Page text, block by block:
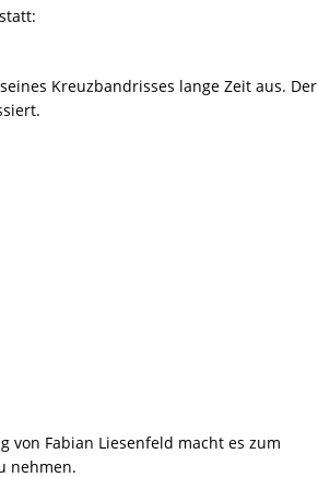
Kreuzbandrisses lange Zeit aus. Der
Fabian Liesenfeld macht es zum
nehmen.